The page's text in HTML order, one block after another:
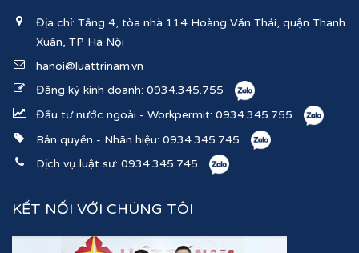
Địa chỉ: Tầng 4, tòa nhà 114 Hoàng Văn Thái, quận Thanh
Xuân, TP Hà Nội
hanoi@luattrinam.vn
Đăng ký kinh doanh: 0934.345.755
Đầu tư nước ngoài - Workpermit: 0934.345.755
Bản quyền - Nhãn hiệu: 0934.345.745
Dịch vụ luật sư: 0934.345.745
KẾT NỐI VỚI CHÚNG TÔI